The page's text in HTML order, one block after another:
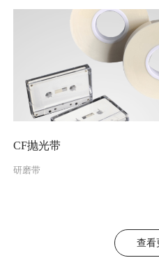
CF抛光带
研磨带
查看